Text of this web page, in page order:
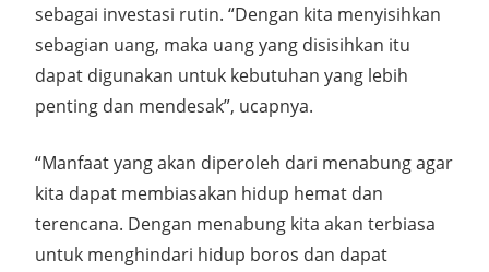
sebagai investasi rutin. “Dengan kita menyisihkan
sebagian uang, maka uang yang disisihkan itu
dapat digunakan untuk kebutuhan yang lebih
penting dan mendesak”, ucapnya.
“Manfaat yang akan diperoleh dari menabung agar
kita dapat membiasakan hidup hemat dan
terencana. Dengan menabung kita akan terbiasa
untuk menghindari hidup boros dan dapat